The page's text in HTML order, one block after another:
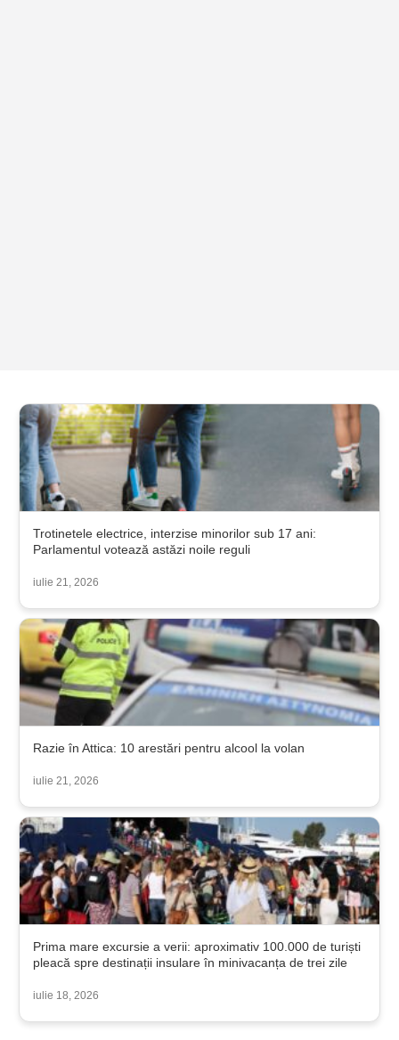
Trotinetele electrice, interzise minorilor sub 17 ani:
Parlamentul votează astăzi noile reguli
iulie 21, 2026
Razie în Attica: 10 arestări pentru alcool la volan
iulie 21, 2026
Prima mare excursie a verii: aproximativ 100.000 de turiști
pleacă spre destinații insulare în minivacanța de trei zile
iulie 18, 2026